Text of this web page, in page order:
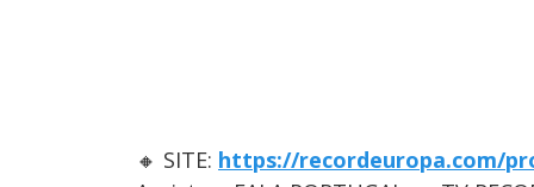
🔸 SITE: https://recordeuropa.com/